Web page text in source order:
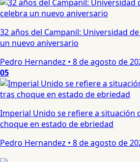
32 años del Campanil: Universidad
un nuevo aniversario
Pedro Hernandez • 8 de agosto de
05
Imperial Unido se refiere a situación
choque en estado de ebriedad
Pedro Hernandez • 8 de agosto de